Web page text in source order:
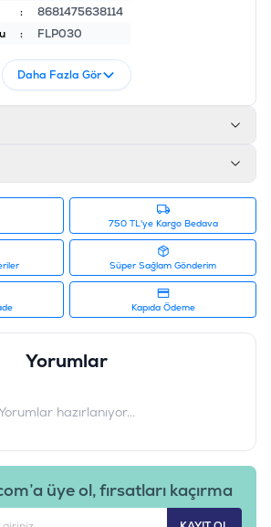
:
8681475638114
: FLP030
Daha Fazla Gör
750 TL'ye Kargo Bedava
Süper Sağlam Gönderim
Kapıda Ödeme
Yorumlar
hazırlanıyor...
üye ol, fırsatları kaçırma